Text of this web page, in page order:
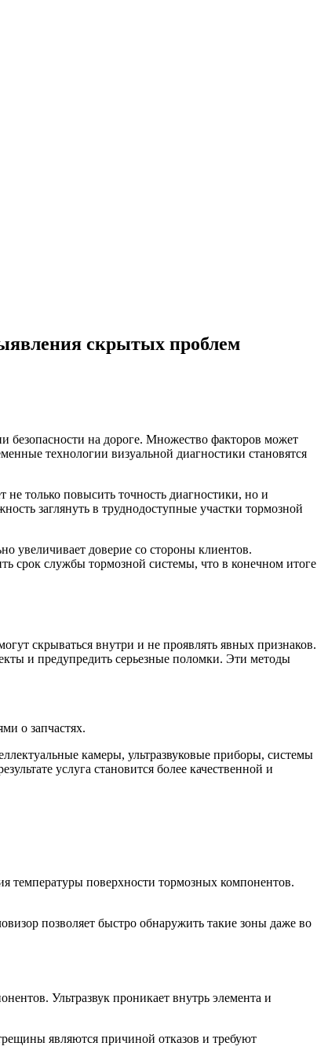
скрытых проблем
безопасности на дороге. Множество факторов может
технологии визуальной диагностики становятся
не только повысить точность диагностики, но и
заглянуть в труднодоступные участки тормозной
увеличивает доверие со стороны клиентов.
срок службы тормозной системы, что в конечном итоге
скрываться внутри и не проявлять явных признаков.
и предупредить серьезные поломки. Эти методы
о запчастях.
камеры, ультразвуковые приборы, системы
услуга становится более качественной и
температуры поверхности тормозных компонентов.
позволяет быстро обнаружить такие зоны даже во
Ультразвук проникает внутрь элемента и
являются причиной отказов и требуют